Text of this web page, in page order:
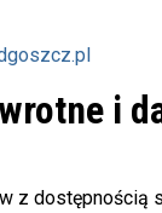
i
z dostępnością